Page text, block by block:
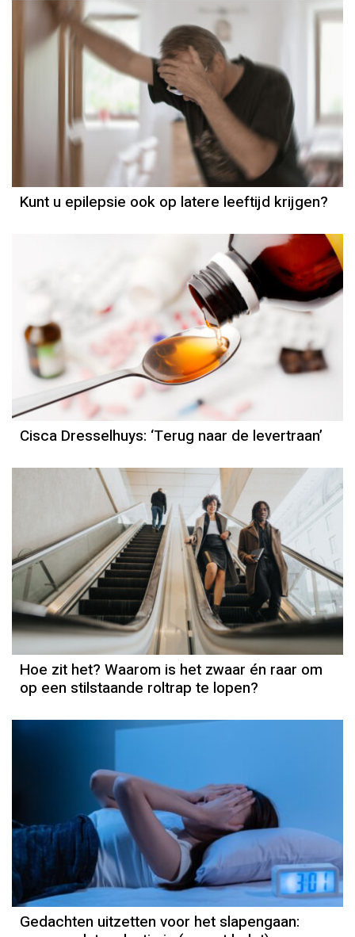
Kunt u epilepsie ook op latere leeftijd krijgen?
Column
Cisca Dresselhuys
Cisca Dresselhuys: ‘Terug naar de levertraan’
Hoe zit het? Waarom is het zwaar én raar om
op een stilstaande roltrap te lopen?
Gedachten uitzetten voor het slapengaan: